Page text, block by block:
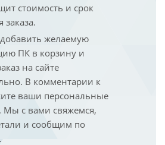
стоимость и срок
заказа.
желаемую
ПК в корзину и
на сайте
В комментарии к
ваши персональные
Мы с вами свяжемся,
и сообщим по